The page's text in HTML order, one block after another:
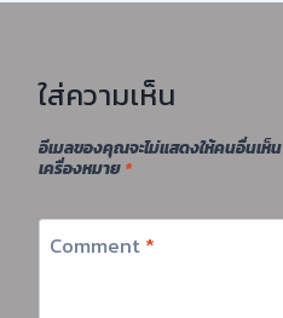
ใส่ความเห็น
อีเมลของคุณจะไม่แสดงให้คนอื่นเห็น
เครื่องหมาย *
Comment *